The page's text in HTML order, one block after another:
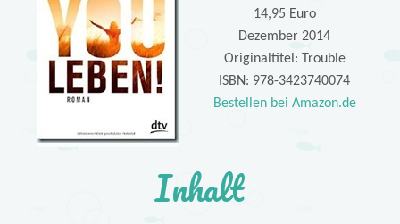
14,95 Euro
Dezember 2014
Originaltitel: Trouble
ISBN: 978-3423740074
Bestellen bei Amazon.de
Inhalt